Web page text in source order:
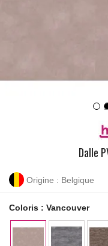
Dalle
Origine : Belgique
Coloris : Vancouver